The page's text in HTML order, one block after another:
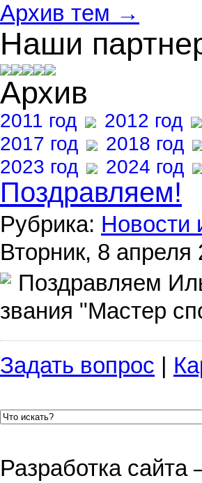
Архив тем →
Наши
Архив
2011 год 2012 год
2017 год
2018 год
2023 год
2024 год
Поздравляем!
Рубрика: Новости
Вторник, 8 апреля
Поздравляем
звания "Мастер
Задать вопрос
Разработка